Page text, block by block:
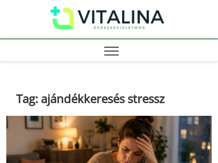
Tag: ajándékkeresés stressz